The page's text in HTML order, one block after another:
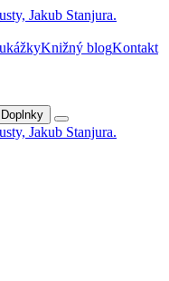
Knižný blogKontakt
Doplnky